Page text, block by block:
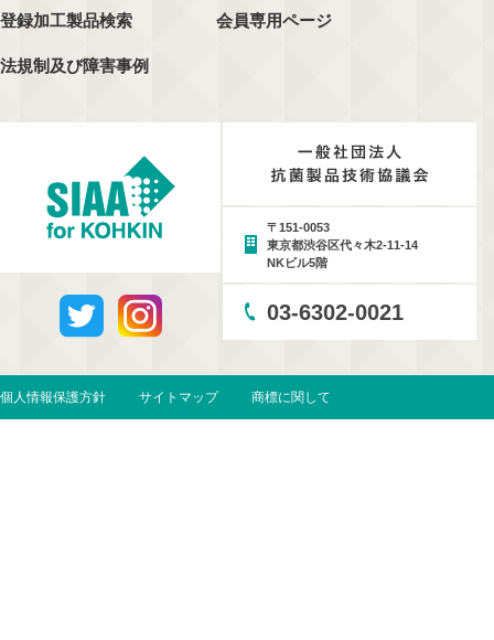
登録加工製品検索
法規制及び障害事例
会員専用ページ
〒151-0053
東京都渋谷区代々木2-11-14
NKビル5階
03-6302-0021
個人情報保護方針 サイトマップ 商標に関して